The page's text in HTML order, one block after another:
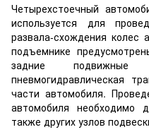
Четырехстоечный
используется для
развала-схождения колес
подъемнике
задние
пневмогидравлическая
части автомобиля.
автомобиля необходимо
также других узлов